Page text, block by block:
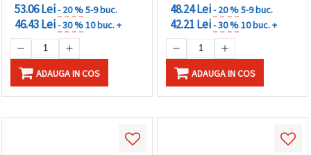
53.06 Lei- 20 %5-9 buc.
46.43 Lei- 30 %10 buc. +
ADAUGA IN COS
48.24 Lei- 20 %5-9 buc.
42.21 Lei- 30 %10 buc. +
ADAUGA IN COS